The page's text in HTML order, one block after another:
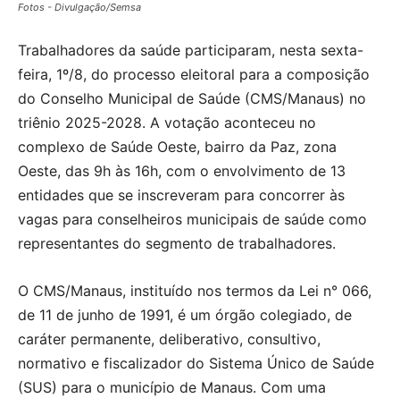
Fotos - Divulgação/Semsa
Trabalhadores da saúde participaram, nesta sexta-
feira, 1º/8, do processo eleitoral para a composição
do Conselho Municipal de Saúde (CMS/Manaus) no
triênio 2025-2028. A votação aconteceu no
complexo de Saúde Oeste, bairro da Paz, zona
Oeste, das 9h às 16h, com o envolvimento de 13
entidades que se inscreveram para concorrer às
vagas para conselheiros municipais de saúde como
representantes do segmento de trabalhadores.
O CMS/Manaus, instituído nos termos da Lei n° 066,
de 11 de junho de 1991, é um órgão colegiado, de
caráter permanente, deliberativo, consultivo,
normativo e fiscalizador do Sistema Único de Saúde
(SUS) para o município de Manaus. Com uma